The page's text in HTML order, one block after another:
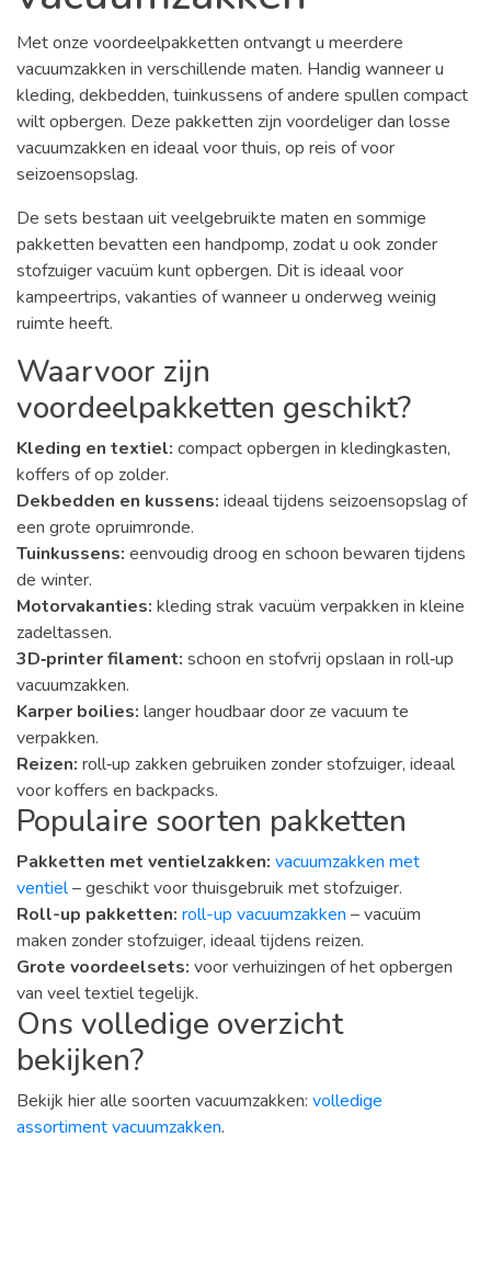
Met onze voordeelpakketten ontvangt u meerdere
vacuumzakken in verschillende maten. Handig wanneer u
kleding, dekbedden, tuinkussens of andere spullen compact
wilt opbergen. Deze pakketten zijn voordeliger dan losse
vacuumzakken en ideaal voor thuis, op reis of voor
seizoensopslag.
De sets bestaan uit veelgebruikte maten en sommige
pakketten bevatten een handpomp, zodat u ook zonder
stofzuiger vacuüm kunt opbergen. Dit is ideaal voor
kampeertrips, vakanties of wanneer u onderweg weinig
ruimte heeft.
Waarvoor zijn
voordeelpakketten geschikt?
Kleding en textiel: compact opbergen in kledingkasten,
koffers of op zolder.
Dekbedden en kussens: ideaal tijdens seizoensopslag of
een grote opruimronde.
Tuinkussens: eenvoudig droog en schoon bewaren tijdens
de winter.
Motorvakanties: kleding strak vacuüm verpakken in kleine
zadeltassen.
3D‑printer filament: schoon en stofvrij opslaan in roll‑up
vacuumzakken.
Karper boilies: langer houdbaar door ze vacuum te
verpakken.
Reizen: roll‑up zakken gebruiken zonder stofzuiger, ideaal
voor koffers en backpacks.
Populaire soorten pakketten
Pakketten met ventielzakken: vacuumzakken met
ventiel– geschikt voor thuisgebruik met stofzuiger.
Roll-up pakketten: roll-up vacuumzakken – vacuüm
maken zonder stofzuiger, ideaal tijdens reizen.
Grote voordeelsets: voor verhuizingen of het opbergen
van veel textiel tegelijk.
Ons volledige overzicht
bekijken?
Bekijk hier alle soorten vacuumzakken: volledige
assortiment vacuumzakken.